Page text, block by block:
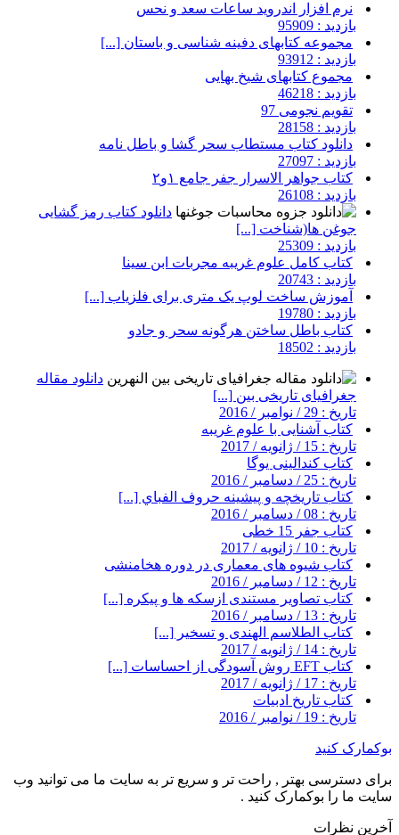
نرم افزار اندروید ساعات سعد و نحس
بازدید : 95909
مجموعه کتابهای دفینه شناسی و باستان [...]
بازدید : 93912
مجموع کتابهای شیخ بهایی
بازدید : 46218
تقویم نجومی 97
بازدید : 28158
دانلود کتاب مستطاب سحر گشا و باطل نامه
بازدید : 27097
کتاب جواهر الاسرار جفر جامع ۱و۲
بازدید : 26108
دانلود کتاب رمز گشایی
جوغن ها(شناخت [...]
بازدید : 25309
کتاب کامل علوم غریبه مجربات ابن سینا
بازدید : 20743
آموزش ساخت لوپ یک متری برای فلزیاب [...]
بازدید : 19780
کتاب باطل ساختن هرگونه سحر و جادو
بازدید : 18502
دانلود مقاله
جغرافیای تاریخی بین [...]
تاریخ : 29 / نوامبر / 2016
کتاب آشنایی با علوم غریبه
تاریخ : 15 / ژانویه / 2017
کتاب کندالینی یوگا
تاریخ : 25 / دسامبر / 2016
کتاب تاريخچه و پيشينه حروف الفباي [...]
تاریخ : 08 / دسامبر / 2016
کتاب جفر 15 خطی
تاریخ : 10 / ژانویه / 2017
کتاب شیوه های معماری در دوره هخامنشی
تاریخ : 12 / دسامبر / 2016
کتاب تصاویر مستندی ازسکه ها و پیکره [...]
تاریخ : 13 / دسامبر / 2016
کتاب الطلاسم الهندی و تسخیر [...]
تاریخ : 14 / ژانویه / 2017
کتاب EFT روش آسودگی از احساسات [...]
تاریخ : 17 / ژانویه / 2017
کتاب تاریخ ادبیات
تاریخ : 19 / نوامبر / 2016
بوکمارک کنید
برای دسترسی بهتر , راحت تر و سریع تر به سایت ما می توانید وب
سایت ما را بوکمارک کنید .
آخرین نظرات